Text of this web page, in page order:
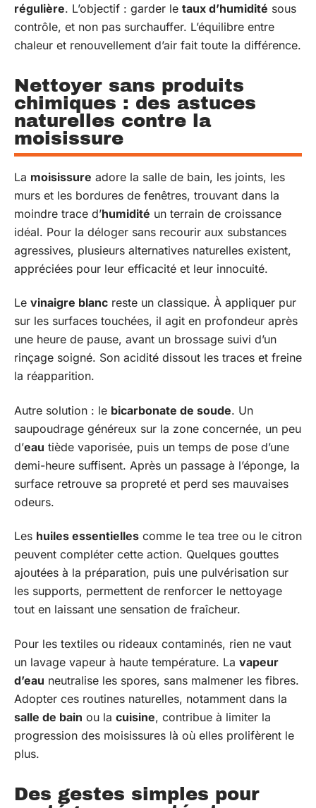
régulière. L’objectif : garder le taux d’humidité sous
contrôle, et non pas surchauffer. L’équilibre entre
chaleur et renouvellement d’air fait toute la différence.
Nettoyer sans produits
chimiques : des astuces
naturelles contre la
moisissure
La moisissure adore la salle de bain, les joints, les
murs et les bordures de fenêtres, trouvant dans la
moindre trace d’humidité un terrain de croissance
idéal. Pour la déloger sans recourir aux substances
agressives, plusieurs alternatives naturelles existent,
appréciées pour leur efficacité et leur innocuité.
Le vinaigre blanc reste un classique. À appliquer pur
sur les surfaces touchées, il agit en profondeur après
une heure de pause, avant un brossage suivi d’un
rinçage soigné. Son acidité dissout les traces et freine
la réapparition.
Autre solution : le bicarbonate de soude. Un
saupoudrage généreux sur la zone concernée, un peu
d’eau tiède vaporisée, puis un temps de pose d’une
demi-heure suffisent. Après un passage à l’éponge, la
surface retrouve sa propreté et perd ses mauvaises
odeurs.
Les huiles essentielles comme le tea tree ou le citron
peuvent compléter cette action. Quelques gouttes
ajoutées à la préparation, puis une pulvérisation sur
les supports, permettent de renforcer le nettoyage
tout en laissant une sensation de fraîcheur.
Pour les textiles ou rideaux contaminés, rien ne vaut
un lavage vapeur à haute température. La vapeur
d’eau neutralise les spores, sans malmener les fibres.
Adopter ces routines naturelles, notamment dans la
salle de bain ou la cuisine, contribue à limiter la
progression des moisissures là où elles prolifèrent le
plus.
Des gestes simples pour